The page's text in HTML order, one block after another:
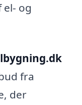
og
fra
der